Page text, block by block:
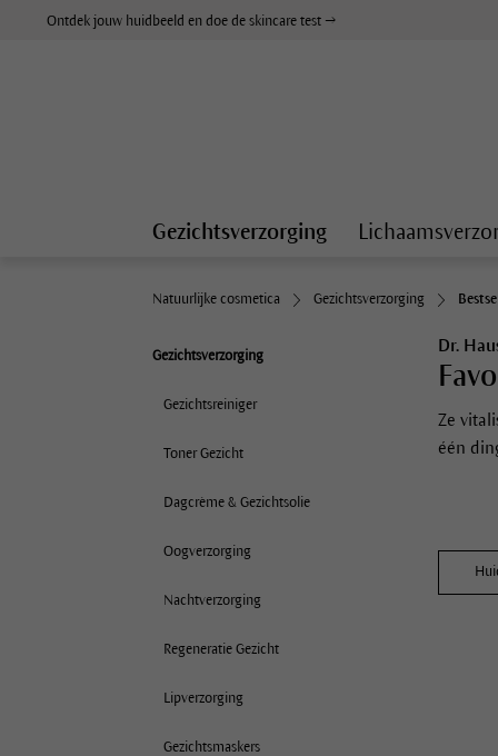
Ontdek jouw huidbeeld en doe de skincare test →
Gezichtsverzorging
Natuurlijke cosmetica Gezichtsverzorging
Gezichtsverzorging
Gezichtsreiniger
Toner Gezicht
Dagcrème & Gezichtsolie
Oogverzorging
Nachtverzorging
Regeneratie Gezicht
Lipverzorging
Gezichtsmaskers
Dr.
Ze
één